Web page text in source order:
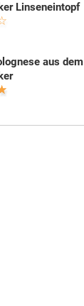
Linseneintopf
aus dem